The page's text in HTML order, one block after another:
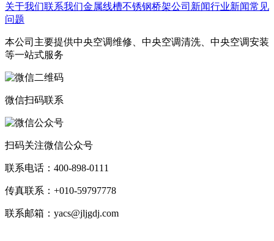
关于我们联系我们金属线槽不锈钢桥架公司新闻行业新闻常见
问题
本公司主要提供中央空调维修、中央空调清洗、中央空调安装
等一站式服务
微信扫码联系
扫码关注微信公众号
联系电话：400-898-0111
传真联系：+010-59797778
联系邮箱：yacs@jljgdj.com